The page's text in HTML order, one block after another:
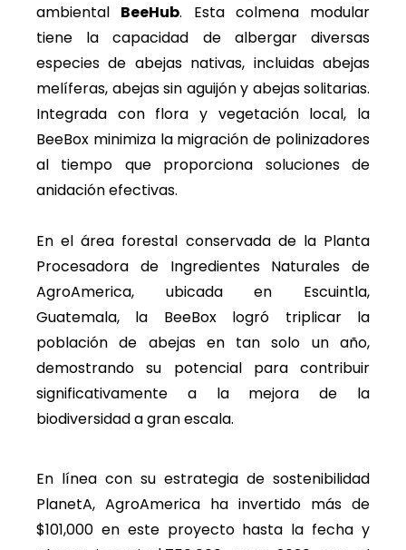
ambiental BeeHub. Esta colmena modular
tiene la capacidad de albergar diversas
especies de abejas nativas, incluidas abejas
melíferas, abejas sin aguijón y abejas solitarias.
Integrada con flora y vegetación local, la
BeeBox minimiza la migración de polinizadores
al tiempo que proporciona soluciones de
anidación efectivas.
En el área forestal conservada de la Planta
Procesadora de Ingredientes Naturales de
AgroAmerica, ubicada en Escuintla,
Guatemala, la BeeBox logró triplicar la
población de abejas en tan solo un año,
demostrando su potencial para contribuir
significativamente a la mejora de la
biodiversidad a gran escala.
En línea con su estrategia de sostenibilidad
PlanetA, AgroAmerica ha invertido más de
$101,000 en este proyecto hasta la fecha y